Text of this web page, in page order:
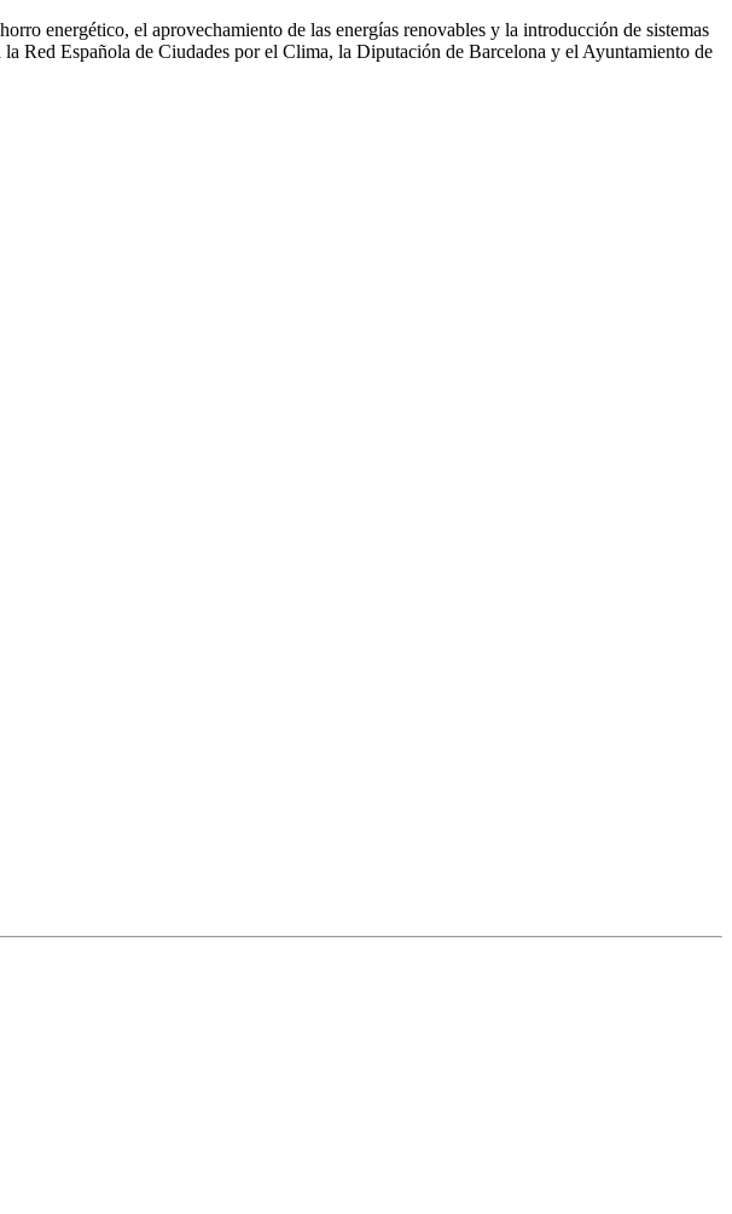
energético, el aprovechamiento de las energías renovables y la introducción de sistemas
Red Española de Ciudades por el Clima, la Diputación de Barcelona y el Ayuntamiento de